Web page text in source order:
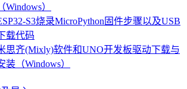
（Windows）
S3烧录MicroPython固件步骤以及USB
载代码
思齐(Mixly)软件和UNO开发板驱动下载与
装（Windows）